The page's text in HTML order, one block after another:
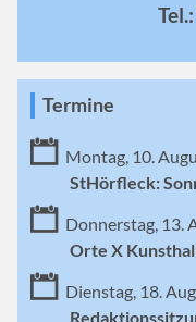
Termine
Montag, 10.
StHörfleck:
Donnerstag, 13.
Orte X
Dienstag, 18.